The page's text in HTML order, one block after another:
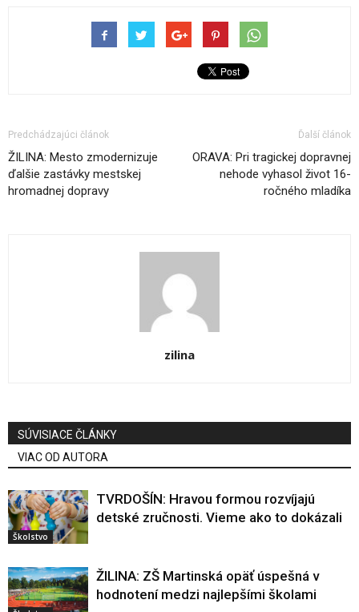
Predchádzajúci článok
ŽILINA: Mesto zmodernizuje
ďalšie zastávky mestskej
hromadnej dopravy
Ďalší článok
ORAVA: Pri tragickej dopravnej
nehode vyhasol život 16-
ročného mladíka
zilina
SÚVISIACE ČLÁNKY
VIAC OD AUTORA
Školstvo
TVRDOŠÍN: Hravou formou rozvíjajú
detské zručnosti. Vieme ako to dokázali
ŽILINA: ZŠ Martinská opäť úspešná v
hodnotení medzi najlepšími školami